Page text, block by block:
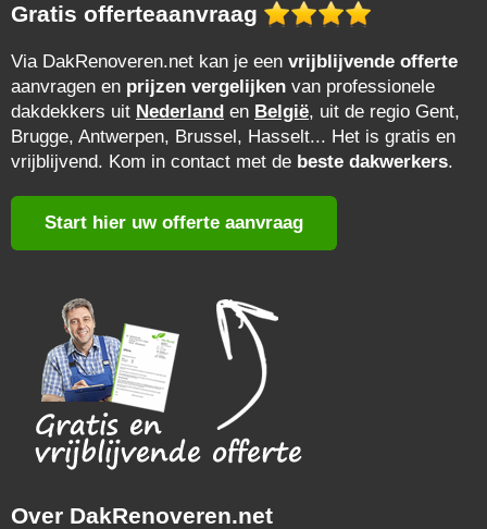
Gratis offerteaanvraag
Via DakRenoveren.net kan je een vrijblijvende offerte
aanvragen en prijzen vergelijken van professionele
dakdekkers uit Nederland en België, uit de regio Gent,
Brugge, Antwerpen, Brussel, Hasselt... Het is gratis en
vrijblijvend. Kom in contact met de beste dakwerkers.
Start hier uw offerte aanvraag
Over DakRenoveren.net